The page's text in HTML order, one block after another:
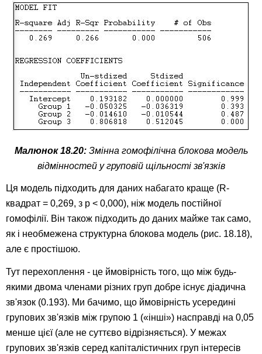
Малюнок 18.20: Змінна гомофілічна блокова модель
відмінностей у груповій щільності зв'язків
Ця модель підходить для даних набагато краще (R-
квадрат = 0,269, з p < 0,000), ніж модель постійної
гомофілії. Він також підходить до даних майже так само,
як і необмежена структурна блокова модель (рис. 18.18),
але є простішою.
Тут перехоплення - це ймовірність того, що між будь-
якими двома членами різних груп добре існує діадична
зв'язок (0.193). Ми бачимо, що ймовірність усередині
групових зв'язків між групою 1 («інші») насправді на 0,05
менше цієї (але не суттєво відрізняється). У межах
групових зв'язків серед капіталістичних груп інтересів